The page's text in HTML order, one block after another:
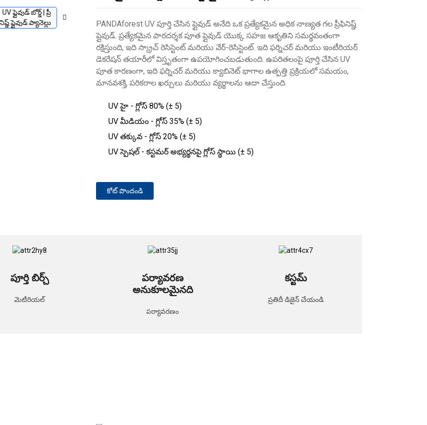
PANDAforest UV పూర్తి చేసిన ప్లైవుడ్ అనేది ఒక ప్రత్యేకమైన అధిక నాణ్యత గల ప్రీఫినిష్డ్
ప్లైవుడ్. ప్రత్యేకమైన పారదర్శక పూత ప్లైవుడ్ యొక్క సహజ ఆకృతిని సమర్థవంతంగా
రక్షిస్తుంది, ఇది స్క్రాచ్ రెసిస్టెంట్ మరియు వేర్-రెసిస్టెంట్. ఇది ఫర్నిచర్ మరియు ఇంటీరియర్
డెకరేషన్ తయారీలో విస్తృతంగా ఉపయోగించబడుతుంది. ఉపరితలంపై పూర్తి చేసిన UV
పూత కారణంగా, ఇది ఫర్నిచర్ మరియు క్యాబినెట్ భాగాల ఉత్పత్తి ప్రక్రియలో సమయం,
మానవశక్తి, పరికరాల ఖర్చులు మరియు వ్యర్థాలను ఆదా చేస్తుంది.
UV హై - గ్లోస్ 80% (± 5)
UV మీడియం - గ్లోస్ 35% (± 5)
UV తక్కువ - గ్లోస్ 20% (± 5)
UV స్పెషల్ - కస్టమర్ అభ్యర్థనపై గ్లోస్ స్థాయి (± 5)
కోట్ పొందండి
పూర్తి బిర్చ్
మెటీరియల్
పర్యావరణ
అనుకూలమైనది
పర్యావరణం
కస్టమ్
ప్రతిదీ డిజైన్ చేయండి